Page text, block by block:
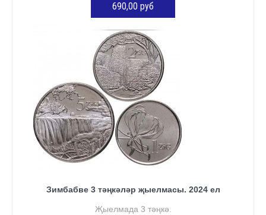
690,00 руб
КӘРҖИНГӘ ӨСТӘҮ
Зимбабве 3 тәңкәләр җыелмасы. 2024 ел
Җыелмада 3 тәңкә.